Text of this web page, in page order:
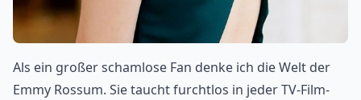
Als ein großer schamlose Fan denke ich die Welt der
Emmy Rossum. Sie taucht furchtlos in jeder TV-Film-